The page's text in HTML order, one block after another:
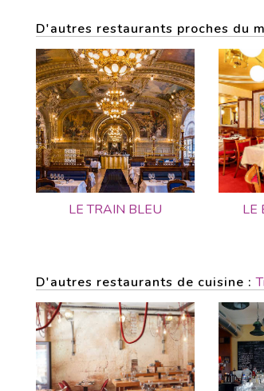
D'autres restaurants proches du
LE TRAIN BLEU
LE
D'autres restaurants de cuisine :